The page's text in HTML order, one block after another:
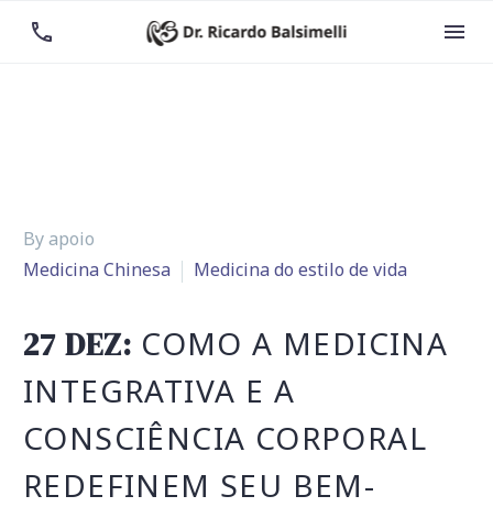


By apoio
Medicina Chinesa
Medicina do estilo de vida
27 DEZ: COMO A MEDICINA
INTEGRATIVA E A
CONSCIÊNCIA CORPORAL
REDEFINEM SEU BEM-